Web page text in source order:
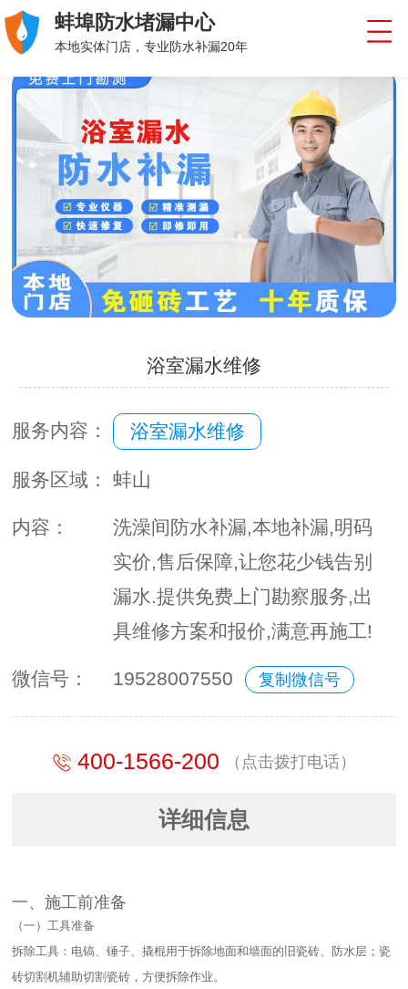
蚌埠防水堵漏中心
本地实体门店，专业防水补漏20年
浴室漏水维修
服务内容： 浴室漏水维修
服务区域： 蚌山
内容：
洗澡间防水补漏,本地补漏,明码
实价,售后保障,让您花少钱告别
漏水.提供免费上门勘察服务,出
具维修方案和报价,满意再施工!
微信号： 19528007550 复制微信号
400-1566-200 （点击拨打电话）
详细信息
一、施工前准备​
（一）工具准备​
拆除工具：电镐、锤子、撬棍用于拆除地面和墙面的旧瓷砖、防水层；瓷
砖切割机辅助切割瓷砖，方便拆除作业。​